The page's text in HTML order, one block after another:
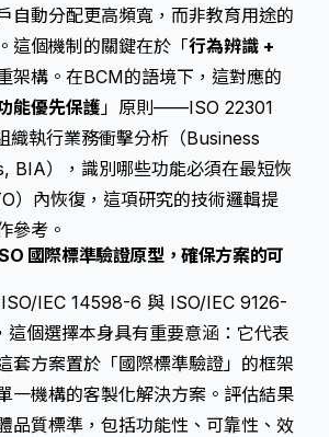
自動分配更高頻寬，而非教育用途的
這個機制的關鍵在於「行為辨識 +
架構。在BCM的語境下，這對應的
能優先保護」原則——ISO 22301
織執行業務衝擊分析（Business
BIA），識別哪些功能必須在最短恢
）內恢復，這項研究的技術邏輯提
參考。
國際標準驗證原型，確保方案的可
IEC 14598-6 與 ISO/IEC 9126-
這個選擇本身具有重要意涵：它代表
套方案置於「國際標準驗證」的框架
一機構的客製化解決方案。評估結果
品質標準，包括功能性、可靠性、效